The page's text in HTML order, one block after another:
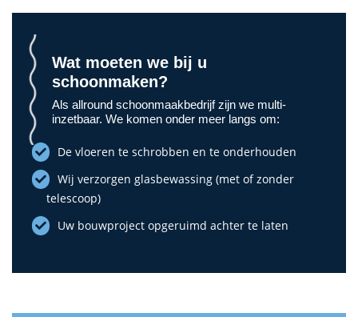
Wat moeten we bij u
schoonmaken?
Als allround schoonmaakbedrijf zijn we multi-
inzetbaar. We komen onder meer langs om:
De vloeren te schrobben en te onderhouden
Wij verzorgen glasbewassing (met of zonder
telescoop)
Uw bouwproject opgeruimd achter te laten